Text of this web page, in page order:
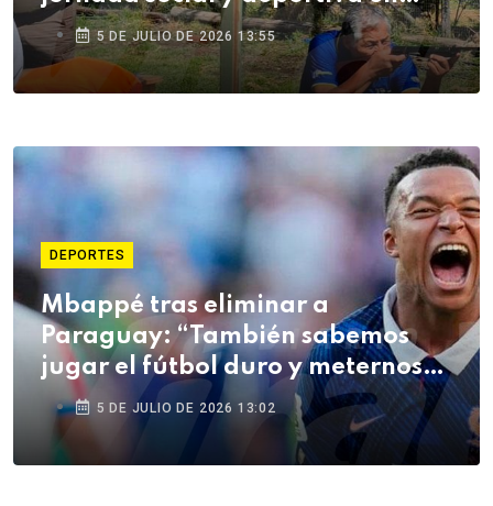
Arequipa
5 DE JULIO DE 2026 13:55
DEPORTES
Mbappé tras eliminar a
Paraguay: “También sabemos
jugar el fútbol duro y meternos
en la pelea”
5 DE JULIO DE 2026 13:02